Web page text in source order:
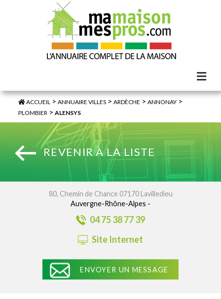
ACCUEIL >ANNUAIRE VILLES >ARDÈCHE >ANNONAY >
PLOMBIER >ALENSYS
REVENIR À LA LISTE
80, Chemin de Chance 07170 Lavilledieu
Auvergne-Rhône-Alpes -
04 75 38 77 39
Site Internet
ENVOYER UN MESSAGE